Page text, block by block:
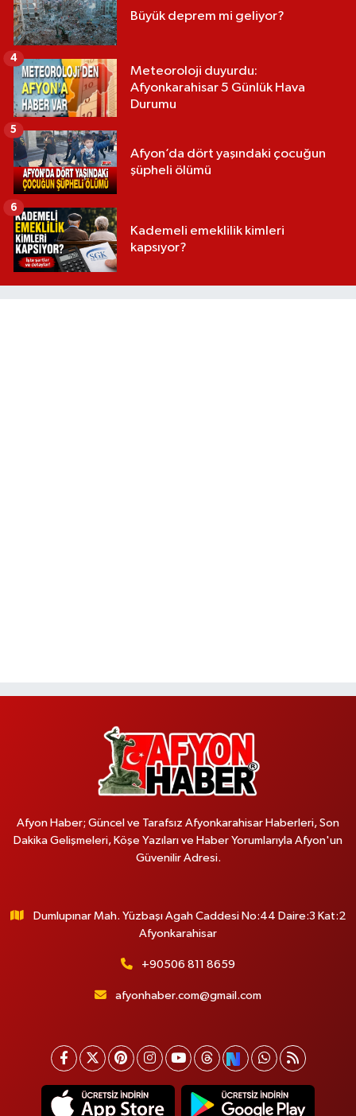
Büyük deprem mi geliyor?
Meteoroloji duyurdu:
Afyonkarahisar 5 Günlük Hava
Durumu
4
Afyon’da dört yaşındaki çocuğun
şüpheli ölümü
5
Kademeli emeklilik kimleri
kapsıyor?
6
Afyon Haber; Güncel ve Tarafsız Afyonkarahisar Haberleri, Son
Dakika Gelişmeleri, Köşe Yazıları ve Haber Yorumlarıyla Afyon'un
Güvenilir Adresi.
Dumlupınar Mah. Yüzbaşı Agah Caddesi No:44 Daire:3 Kat:2
Afyonkarahisar
+90506 811 8659
afyonhaber.com@gmail.com